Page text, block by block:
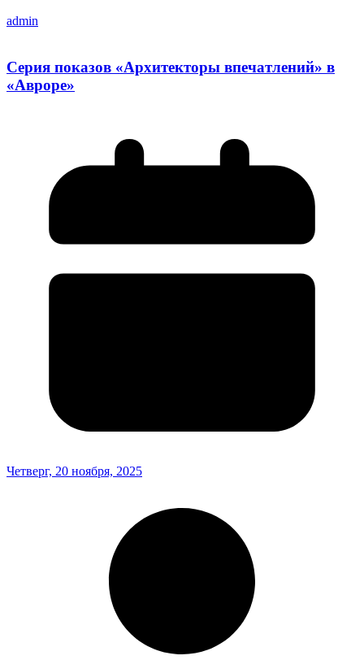
admin
Серия показов «Архитекторы впечатлений» в
«Авроре»
Четверг, 20 ноября, 2025